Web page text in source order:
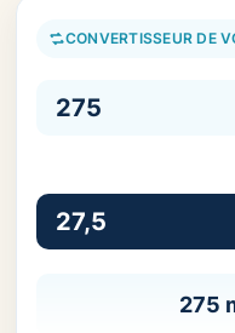
CONVERTISSEUR DE
275